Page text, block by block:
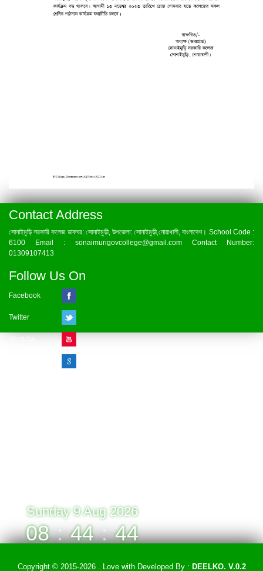
Contact Address
সোনাইমুড়ি সরকারি কলেজ ডাকঘর: সোনাইমুড়ী, উপজেলা: সোনাইমুড়ী,নোয়াখালী, বাংলাদেশ। School Code :
6100 Email : sonaimurigovcollege@gmail.com Contact Number:
01309107413
Follow Us On
Facebook
Twitter
Sunday 9 Aug 2026
08 : 44 : 44
Copyright © 2015-2026 . Love withDeveloped By : DEELKO. V.0.2